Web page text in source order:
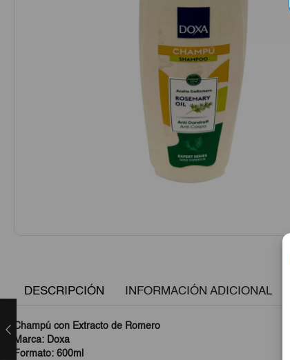
DESCRIPCIÓN INFORMACIÓN ADICIONAL
Champú con Extracto de Romero
Marca: Doxa
Formato: 600ml